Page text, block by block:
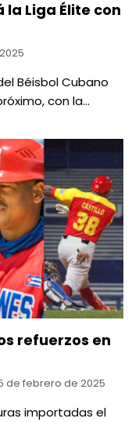
Liga Élite con
Béisbol Cubano
con la…
refuerzos en
de febrero de 2025
importadas el